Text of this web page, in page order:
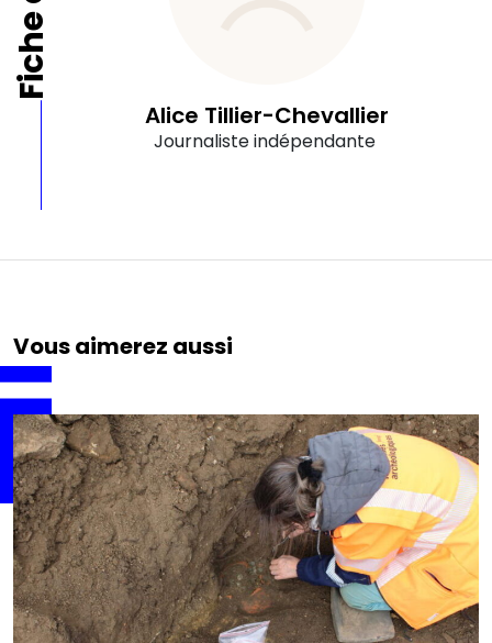
Alice Tillier-Chevallier
Journaliste indépendante
Vous aimerez aussi